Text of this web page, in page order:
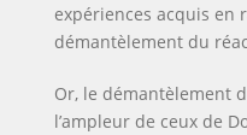
expériences acquis en
démantèlement du
Or, le démantèlement
l’ampleur de ceux de